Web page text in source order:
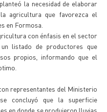
la necesidad de elaborar
agricultura que favorezca el
en Formosa.
con énfasis en el sector
listado de productores que
propios, informando que el
representantes del Ministerio
concluyó que la superficie
en donde se produjeron lluvias